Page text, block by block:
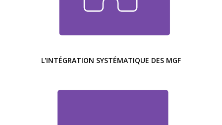
L'INTÉGRATION SYSTÉMATIQUE DES MGF